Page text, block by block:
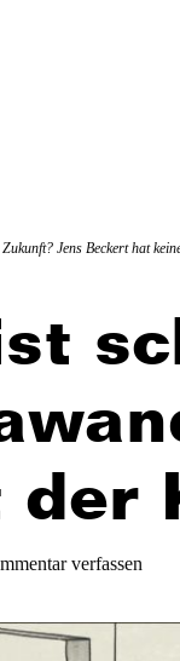
Jens Beckert hat
der
verfassen